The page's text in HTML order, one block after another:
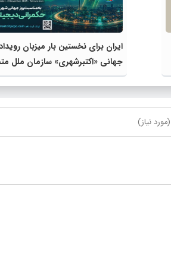
ایران برای نخستین بار میزبان
جهانی «اکتبرشهری» سازمان ملل
می‌شود